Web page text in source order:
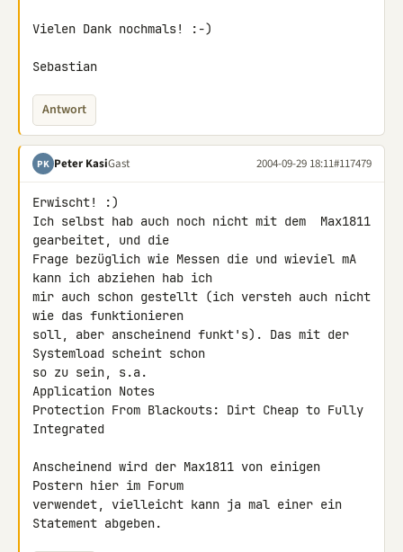
Vielen Dank nochmals! :-)
Sebastian
Antwort
PK Peter KasiGast 2004-09-29 18:11#117479
Erwischt! :)
Ich selbst hab auch noch nicht mit dem  Max1811
gearbeitet, und die
Frage bezüglich wie Messen die und wieviel mA
kann ich abziehen hab ich
mir auch schon gestellt (ich versteh auch nicht
wie das funktionieren
soll, aber anscheinend funkt's). Das mit der
Systemload scheint schon
so zu sein, s.a.
Application Notes
Protection From Blackouts: Dirt Cheap to Fully
Integrated
Anscheinend wird der Max1811 von einigen
Postern hier im Forum
verwendet, vielleicht kann ja mal einer ein
Statement abgeben.